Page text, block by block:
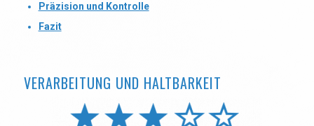
Präzision und Kontrolle
Fazit
VERARBEITUNG UND HALTBARKEIT